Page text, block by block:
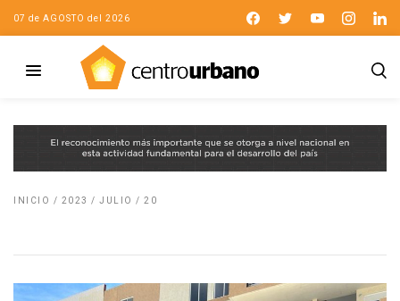
07 de AGOSTO del 2026
INICIO / 2023 / JULIO / 20